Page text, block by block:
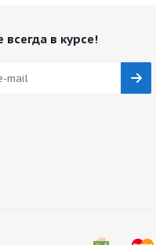
всегда в курсе!